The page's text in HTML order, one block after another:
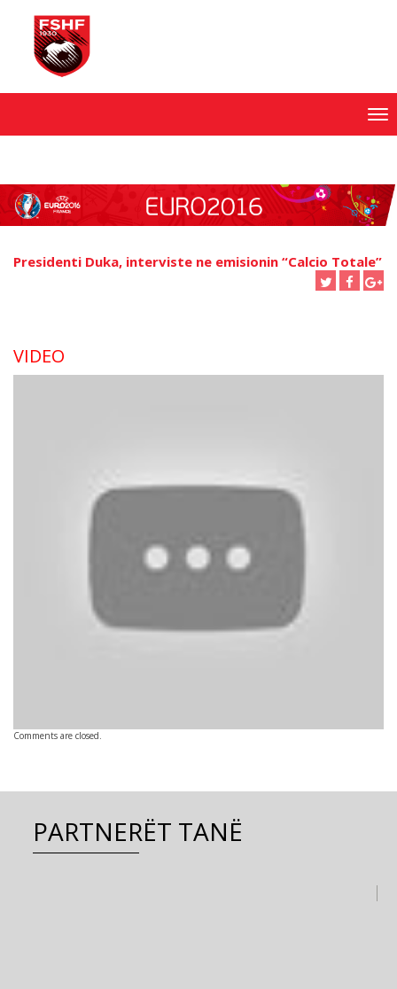
Presidenti Duka, interviste ne emisionin “Calcio Totale”
VIDEO
Comments are closed.
PARTNERËT TANË